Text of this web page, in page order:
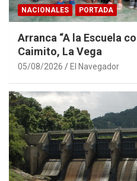
NACIONALES PORTADA
Arranca “A la Escuela
Caimito, La Vega
05/08/2026 El Navegador